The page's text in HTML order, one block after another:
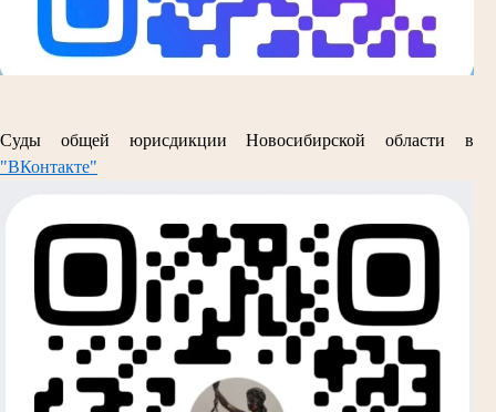
Суды общей юрисдикции Новосибирской области в
"ВКонтакте"